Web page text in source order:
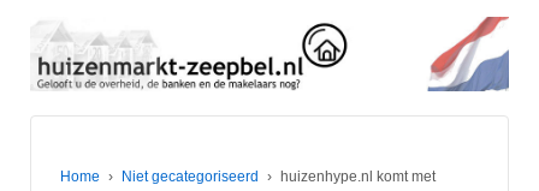
Home › Niet gecategoriseerd ›
huizenhype.nl komt met